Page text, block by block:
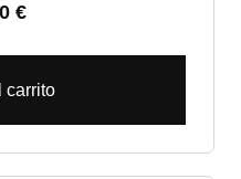
€
carrito